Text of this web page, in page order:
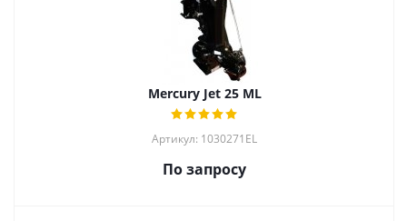
Mercury Jet 25 ML
Артикул: 1030271EL
По запросу